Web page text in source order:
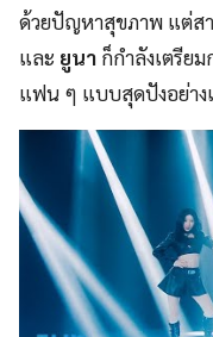
ด้วยปัญหาสุขภาพ แต่ส
และ ยูนา ก็กำลังเตรีย
แฟน ๆ แบบสุดปังอย่า